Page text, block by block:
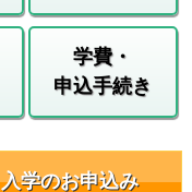
学費・
申込手続き
入学のお申込み